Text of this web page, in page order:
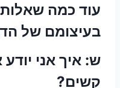
עוד כמה שאלות
בעיצומם של
ש: איך אני
קשים?